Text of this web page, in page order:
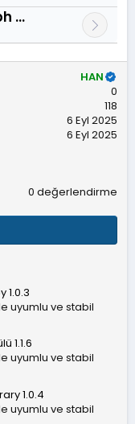
XenForo Open Graph Image - Sosyal medya için Open Graph 1.0.0
HAN
0
118
6 Eyl 2025
6 Eyl 2025
0 değerlendirme
1.0.3
uyumlu ve stabil
1.1.6
uyumlu ve stabil
1.0.4
uyumlu ve stabil